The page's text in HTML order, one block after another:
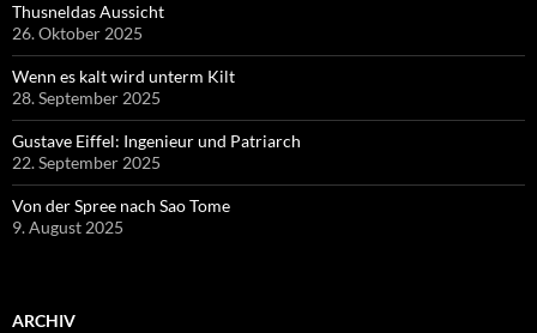
Thusneldas Aussicht
26. Oktober 2025
Wenn es kalt wird unterm Kilt
28. September 2025
Gustave Eiffel: Ingenieur und Patriarch
22. September 2025
Von der Spree nach Sao Tome
9. August 2025
ARCHIV